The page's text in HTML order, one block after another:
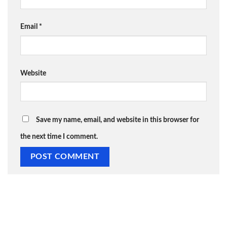
Email *
Website
Save my name, email, and website in this browser for
the next time I comment.